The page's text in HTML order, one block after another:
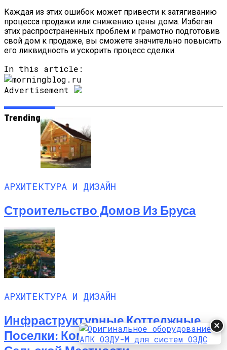
Каждая из этих ошибок может привести к затягиванию
процесса продажи или снижению цены дома. Избегая
этих распространенных проблем и грамотно подготовив
свой дом к продаже, вы сможете значительно повысить
его ликвидность и ускорить процесс сделки.
In this article:
Advertisement
Trending
АРХИТЕКТУРА И ДИЗАЙН
Строительство Домов Из Бруса
АРХИТЕКТУРА И ДИЗАЙН
Инфраструктурные Коттеджные
Поселки: Комфорт И Удобство В
×